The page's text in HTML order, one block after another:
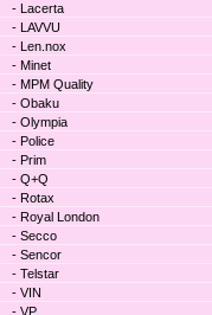
- Lacerta
- LAVVU
- Len.nox
- Minet
- MPM Quality
- Obaku
- Olympia
- Police
- Prim
- Q+Q
- Rotax
- Royal London
- Secco
- Sencor
- Telstar
- VIN
- VP